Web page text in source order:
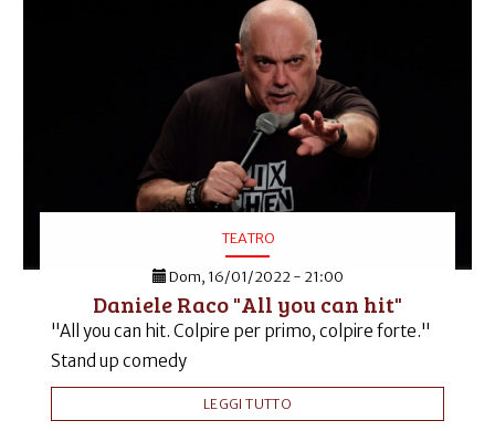
TEATRO
Dom, 16/01/2022 - 21:00
Daniele Raco "All you can hit"
"All you can hit. Colpire per primo, colpire forte."
Stand up comedy
LEGGI TUTTO